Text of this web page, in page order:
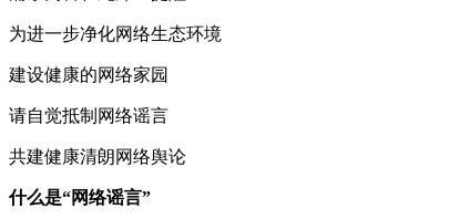
为进一步净化网络生态环境
建设健康的网络家园
请自觉抵制网络谣言
共建健康清朗网络舆论
什么是“网络谣言”